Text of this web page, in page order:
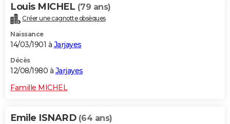
Louis MICHEL (79 ans)
Créer une cagnotte obsèques
Naissance
14/03/1901 à Jarjayes
Décès
12/08/1980 à Jarjayes
Famille MICHEL
Emile ISNARD (64 ans)